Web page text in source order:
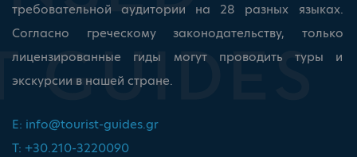
требовательной аудитории на 28 разных языках.
Согласно греческому законодательству, только
лицензированные гиды могут проводить туры и
экскурсии в нашей стране.
E: info@tourist-guides.gr
T: +30.210-3220090